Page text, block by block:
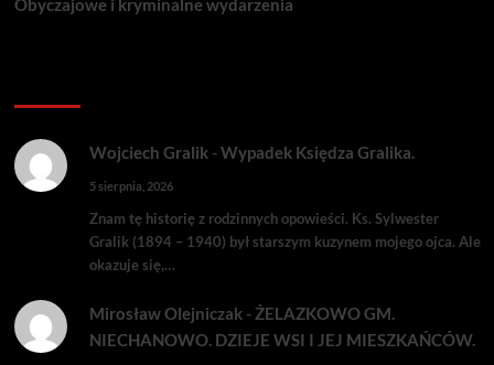
Obyczajowe i kryminalne wydarzenia
Wojciech Gralik-Wypadek Księdza Gralika.
5 sierpnia, 2026
Znam tę historię z rodzinnych opowieści. Ks. Sylwester
Gralik (1894 – 1940) był starszym kuzynem mojego ojca. Ale
okazuje się,…
Mirosław Olejniczak- ŻELAZKOWO GM.
NIECHANOWO. DZIEJE WSI I JEJ MIESZKAŃCÓW.